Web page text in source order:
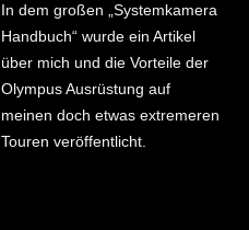
In dem großen „Systemkamera
Handbuch“ wurde ein Artikel
über mich und die Vorteile der
Olympus Ausrüstung auf
meinen doch etwas extremeren
Touren veröffentlicht.